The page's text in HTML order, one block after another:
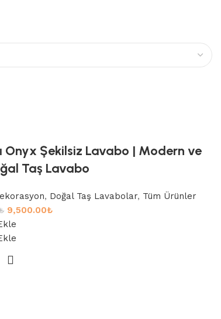
Onyx Şekilsiz Lavabo | Modern ve
Taş Lavabo
, Doğal Taş Lavabolar, Tüm Ürünler
9,500.00₺